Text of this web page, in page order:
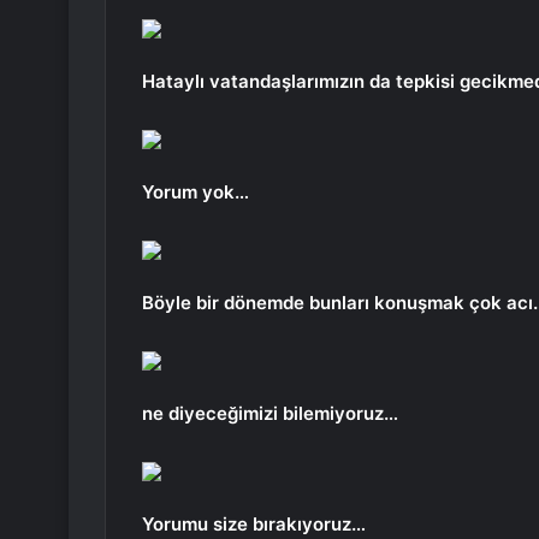
Hataylı vatandaşlarımızın da tepkisi
Yorum yok…
Böyle bir dönemde bunları konuşmak çok
ne diyeceğimizi bilemiyoruz…
Yorumu size bırakıyoruz…